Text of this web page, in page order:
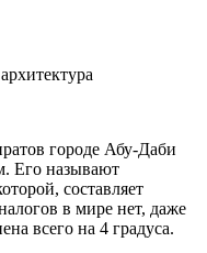
городе Абу-Даби
Его называют
составляет
в мире нет, даже
всего на 4 градуса.